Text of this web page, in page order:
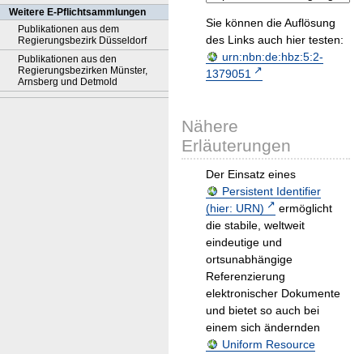
Weitere E-Pflichtsammlungen
Publikationen aus dem
Regierungsbezirk Düsseldorf
Publikationen aus den
Regierungsbezirken Münster,
Arnsberg und Detmold
Sie können die Auflösung
des Links auch hier testen:
urn:nbn:de:hbz:5:2-
1379051
Nähere
Erläuterungen
Der Einsatz eines
Persistent Identifier
(hier: URN)
ermöglicht
die stabile, weltweit
eindeutige und
ortsunabhängige
Referenzierung
elektronischer Dokumente
und bietet so auch bei
einem sich ändernden
Uniform Resource